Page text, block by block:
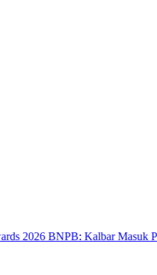
BNPB: Kalbar Masuk Prioritas